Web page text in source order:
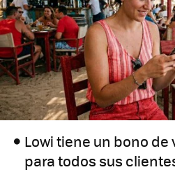
Lowi tiene un bono de
para todos sus